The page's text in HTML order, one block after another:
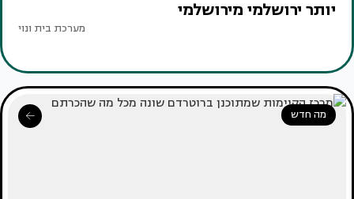
יותר ירושלמי מירושלמי
מערכת בית ונוי
מה חדש